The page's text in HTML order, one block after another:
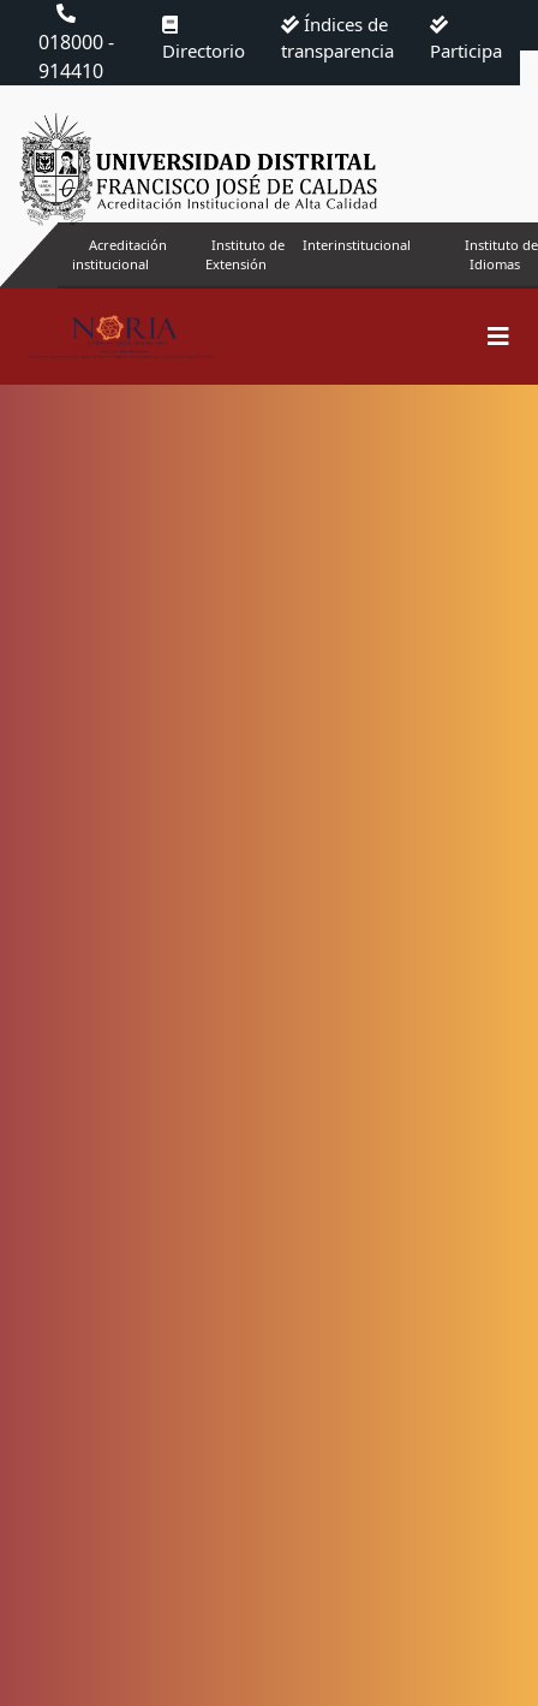
018000 -
914410
Directorio
Índices de
transparencia
Participa
Acreditación
institucional
Instituto de
Extensión
Interinstitucional
Instituto de
Idiomas